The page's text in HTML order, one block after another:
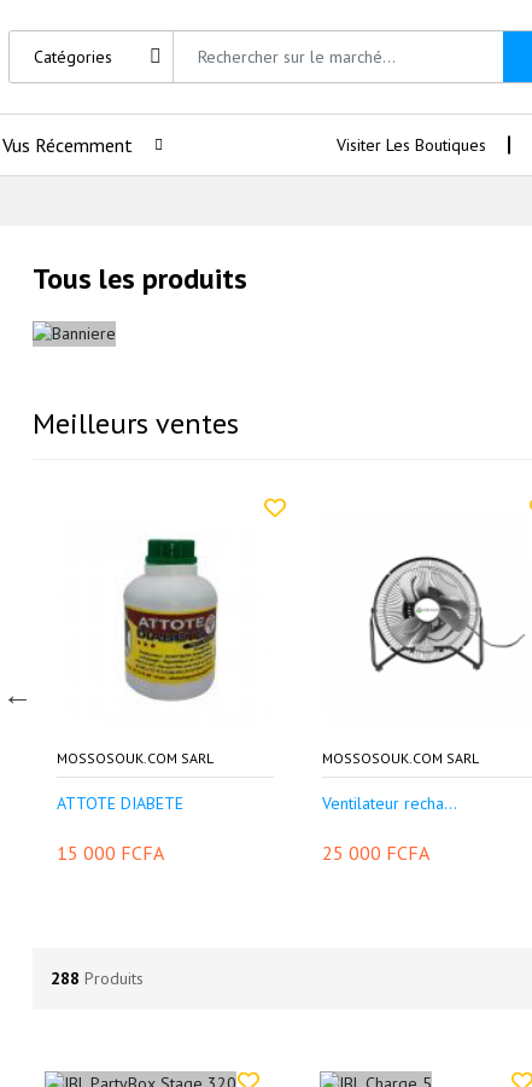
Vus Récemment Visiter Les Boutiques
Tous les produits
Meilleurs ventes
MOSSOSOUK.COM SARL
ATTOTE DIABETE
15 000 FCFA
MOSSOSOUK.COM SARL
Ventilateur recha...
25 000 FCFA
288 Produits